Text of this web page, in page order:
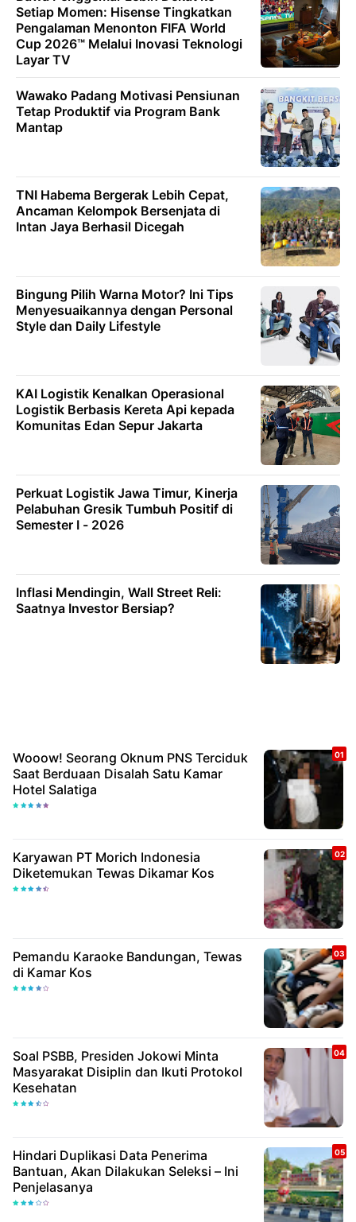
Setiap Momen: Hisense Tingkatkan
Pengalaman Menonton FIFA World
Cup 2026™ Melalui Inovasi Teknologi
Layar TV
Wawako Padang Motivasi Pensiunan
Tetap Produktif via Program Bank
Mantap
TNI Habema Bergerak Lebih Cepat,
Ancaman Kelompok Bersenjata di
Intan Jaya Berhasil Dicegah
Bingung Pilih Warna Motor? Ini Tips
Menyesuaikannya dengan Personal
Style dan Daily Lifestyle
KAI Logistik Kenalkan Operasional
Logistik Berbasis Kereta Api kepada
Komunitas Edan Sepur Jakarta
Perkuat Logistik Jawa Timur, Kinerja
Pelabuhan Gresik Tumbuh Positif di
Semester I - 2026
Inflasi Mendingin, Wall Street Reli:
Saatnya Investor Bersiap?
Wooow! Seorang Oknum PNS Terciduk
Saat Berduaan Disalah Satu Kamar
Hotel Salatiga
Karyawan PT Morich Indonesia
Diketemukan Tewas Dikamar Kos
Pemandu Karaoke Bandungan, Tewas
di Kamar Kos
Soal PSBB, Presiden Jokowi Minta
Masyarakat Disiplin dan Ikuti Protokol
Kesehatan
Hindari Duplikasi Data Penerima
Bantuan, Akan Dilakukan Seleksi – Ini
Penjelasanya